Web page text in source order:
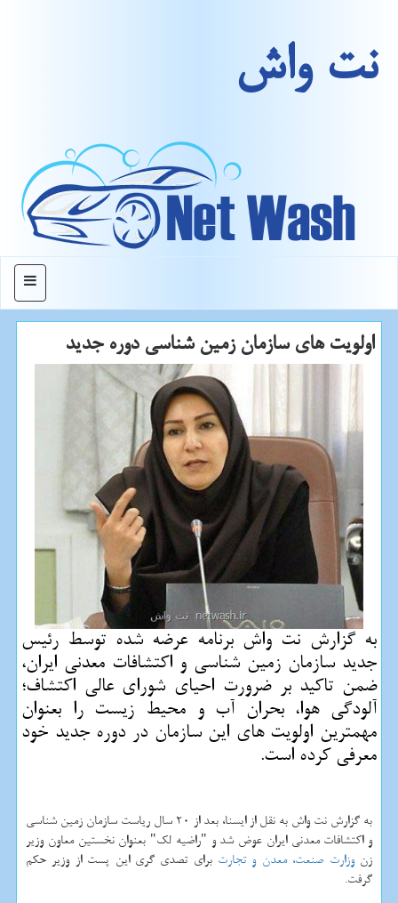
نت واش
منو
اولویت های سازمان زمین شناسی دوره جدید
به گزارش نت واش برنامه عرضه شده توسط رئیس
جدید سازمان زمین شناسی و اكتشافات معدنی ایران،
ضمن تاكید بر ضرورت احیای شورای عالی اكتشاف؛
آلودگی هوا، بحران آب و محیط زیست را بعنوان
مهمترین اولویت های این سازمان در دوره جدید خود
معرفی كرده است.
به گزارش نت واش به نقل از ایسنا، بعد از 20 سال ریاست سازمان زمین شناسی
و اكتشافات معدنی ایران عوض شد و "راضیه لك" بعنوان نخستین معاون وزیر
زنوزارت صنعت، معدن و تجارت برای تصدی گری این پست از وزیر حكم
گرفت.